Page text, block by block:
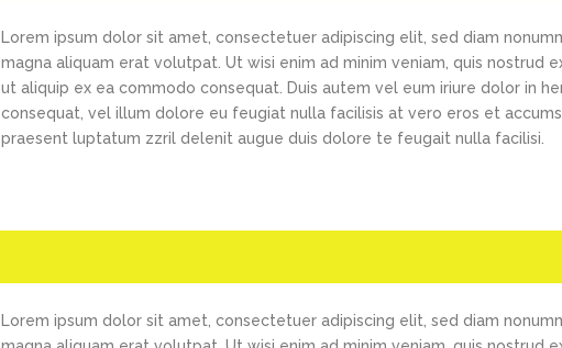
Lorem ipsum dolor sit amet, consectetuer adipiscing elit, sed diam
magna aliquam erat volutpat. Ut wisi enim ad minim veniam, quis nostrud
ut aliquip ex ea commodo consequat. Duis autem vel eum iriure dolor in
consequat, vel illum dolore eu feugiat nulla facilisis at vero eros et
praesent luptatum zzril delenit augue duis dolore te feugait nulla facilisi.
Lorem ipsum dolor sit amet, consectetuer adipiscing elit, sed diam